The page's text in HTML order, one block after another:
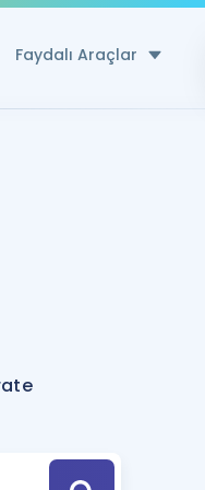
Faydalı Araçlar
Hesaplama Aracı
için Öneriler
Tek Takvimde
Hoca ile seni sınava